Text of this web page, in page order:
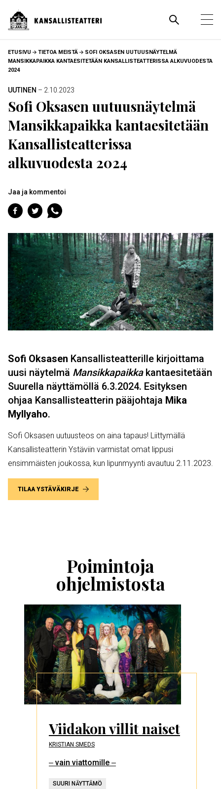
pääsisältöön
MURUPOLKU
ETUSIVU TIETOA MEISTÄ
SOFI OKSASEN UUTUUSNÄYTELMÄ
MANSIKKAPAIKKA KANTAESITETÄÄN KANSALLISTEATTERISSA ALKUVUODESTA
2024
UUTINEN – 2.10.2023
Sofi Oksasen uutuusnäytelmä
Mansikkapaikka kantaesitetään
Kansallisteatterissa
alkuvuodesta 2024
Jaa ja kommentoi
Jaa
Facebookiin
Jaa
Twitteriin
Jaa
WhatsAppiin
Sofi Oksasen Kansallisteatterille kirjoittama
uusi näytelmä Mansikkapaikka kantaesitetään
Suurella näyttämöllä 6.3.2024. Esityksen
ohjaa Kansallisteatterin pääjohtaja Mika
Myllyaho.
Sofi Oksasen uutuusteos on aina tapaus! Liittymällä
Kansallisteatterin Ystäviin varmistat omat lippusi
ensimmäisten joukossa, kun lipunmyynti avautuu 2.11.2023.
TILAA YSTÄVÄKIRJE
Poimintoja
ohjelmistosta
Viidakon villit naiset
KRISTIAN SMEDS
‒ vain viattomille ‒
SUURI NÄYTTÄMÖ